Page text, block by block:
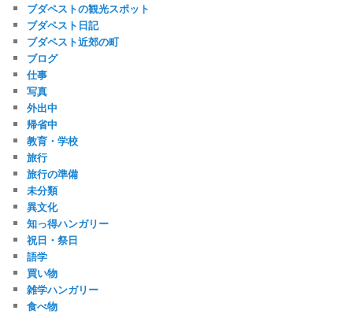
ブダペストの観光スポット
ブダペスト日記
ブダペスト近郊の町
ブログ
仕事
写真
外出中
帰省中
教育・学校
旅行
旅行の準備
未分類
異文化
知っ得ハンガリー
祝日・祭日
語学
買い物
雑学ハンガリー
食べ物